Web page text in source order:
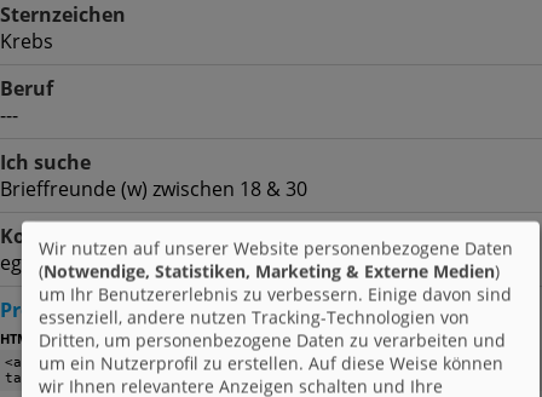
Sternzeichen
Krebs
Beruf
---
Ich suche
Brieffreunde (w) zwischen 18 & 30
Kontaktart
egal | egal
Profil verlinken
HTML
Wir nutzen auf unserer Website personenbezogene Daten
(Notwendige, Statistiken, Marketing & Externe Medien)
um Ihr Benutzererlebnis zu verbessern. Einige davon sind
essenziell, andere nutzen Tracking-Technologien von
Dritten, um personenbezogene Daten zu verarbeiten und
um ein Nutzerprofil zu erstellen. Auf diese Weise können
wir Ihnen relevantere Anzeigen schalten und Ihre